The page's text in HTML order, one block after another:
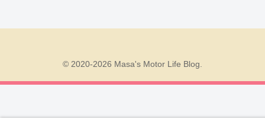
© 2020-2026 Masa's Motor Life Blog.